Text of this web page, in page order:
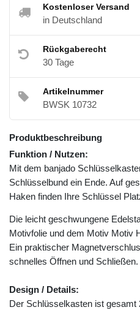
Kostenloser Versand
in Deutschland
Rückgaberecht
30 Tage
Artikelnummer
BWSK 10732
Produktbeschreibung
Funktion / Nutzen:
Mit dem banjado
Schlüsselbund ein Ende. Auf
Haken finden Ihre Schlüssel
Die leicht geschwungene
Motivfolie und dem Motiv Motiv
Ein praktischer
schnelles Öffnen und Schließen.
Design / Details:
Der Schlüsselkasten ist